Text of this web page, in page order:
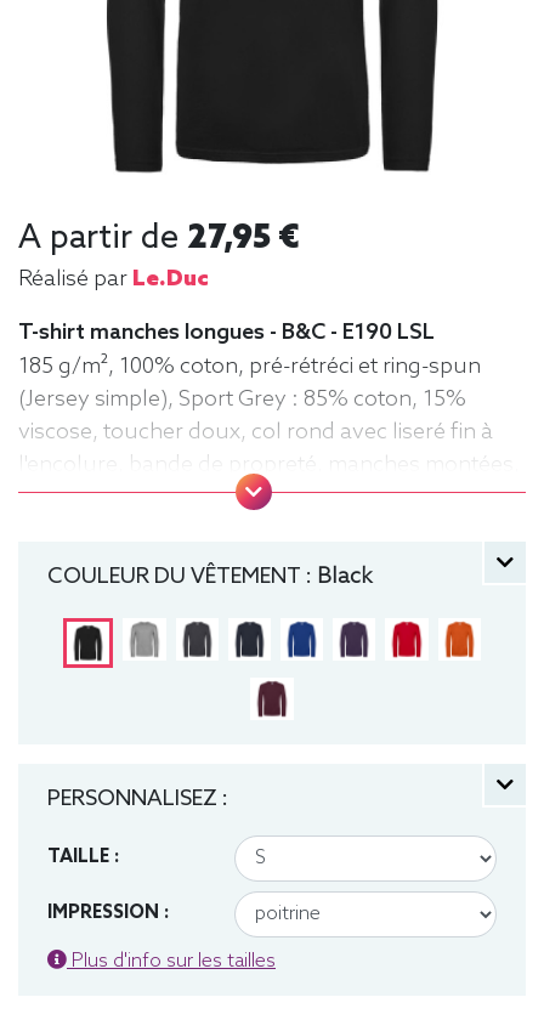
A partir de 27,95 €
Réalisé par Le.duc
T-shirt manches longues - B&C - E190 LSL
185 g/m², 100% coton, pré-rétréci et ring-spun
(Jersey simple), Sport Grey : 85% coton, 15%
viscose, toucher doux, col rond avec liseré fin à
l'encolure, bande de propreté, manches montées,
confection tubulaire, coupe droite
COULEUR DU VÊTEMENT : Black
PERSONNALISEZ :
TAILLE :
IMPRESSION :
Plus d'info sur les tailles